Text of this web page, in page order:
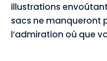
illustrations
sacs ne manqueront
l’admiration où que